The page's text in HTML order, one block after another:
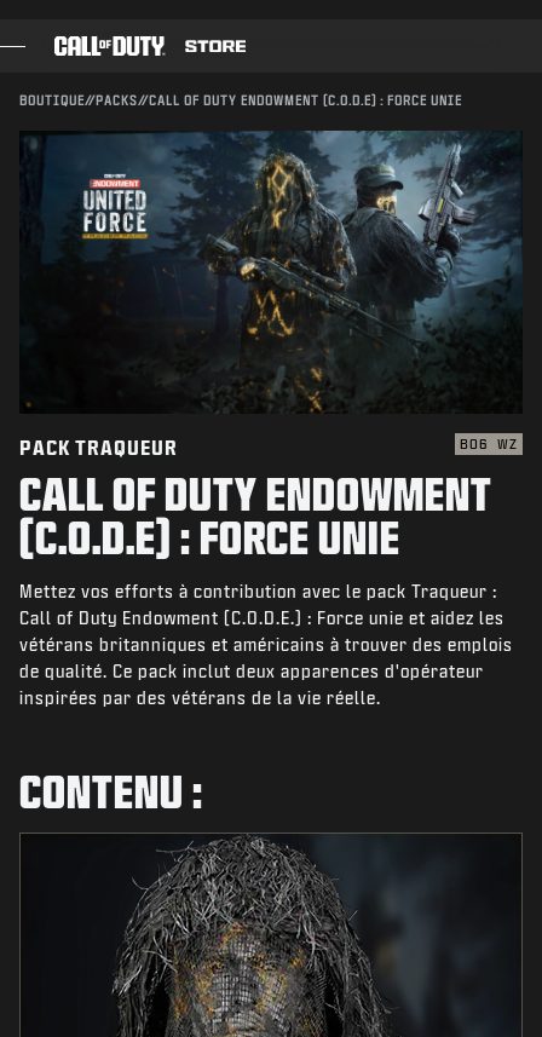
JEUX
PASSE DE COMBAT
BLACK CELL
BOUTIQUE D'ÉQUIPEMENT
JEUX
ACTUS
BOUTIQUE
ESPORT
ASSISTANCE
BOUTIQUE//PACKS//CALL OF DUTY ENDOWMENT (C.O.D.E) : FORCE UNIE
Compatible avec :
CONFIRMER L'ACHAT
ANNULER
Activision peut mettre à jour, remplacer ou supprimer
ce contenu en jeu à tout moment.
PACK TRAQUEUR BO6 WZ
CALL OF DUTY ENDOWMENT
(C.O.D.E) : FORCE UNIE
Mettez vos efforts à contribution avec le pack Traqueur :
Call of Duty Endowment (C.O.D.E.) : Force unie et aidez les
vétérans britanniques et américains à trouver des emplois
de qualité. Ce pack inclut deux apparences d'opérateur
inspirées par des vétérans de la vie réelle.
CONTENU :